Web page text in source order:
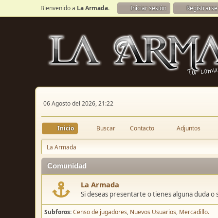
Bienvenido a La Armada. Iniciar sesión Registrarse
06 Agosto del 2026, 21:22
Inicio Buscar Contacto Adjuntos
La Armada
Comunidad
La Armada
Si deseas presentarte o tienes alguna duda o
Subforos Censo de jugadores Nuevos Usuarios Mercadillo.